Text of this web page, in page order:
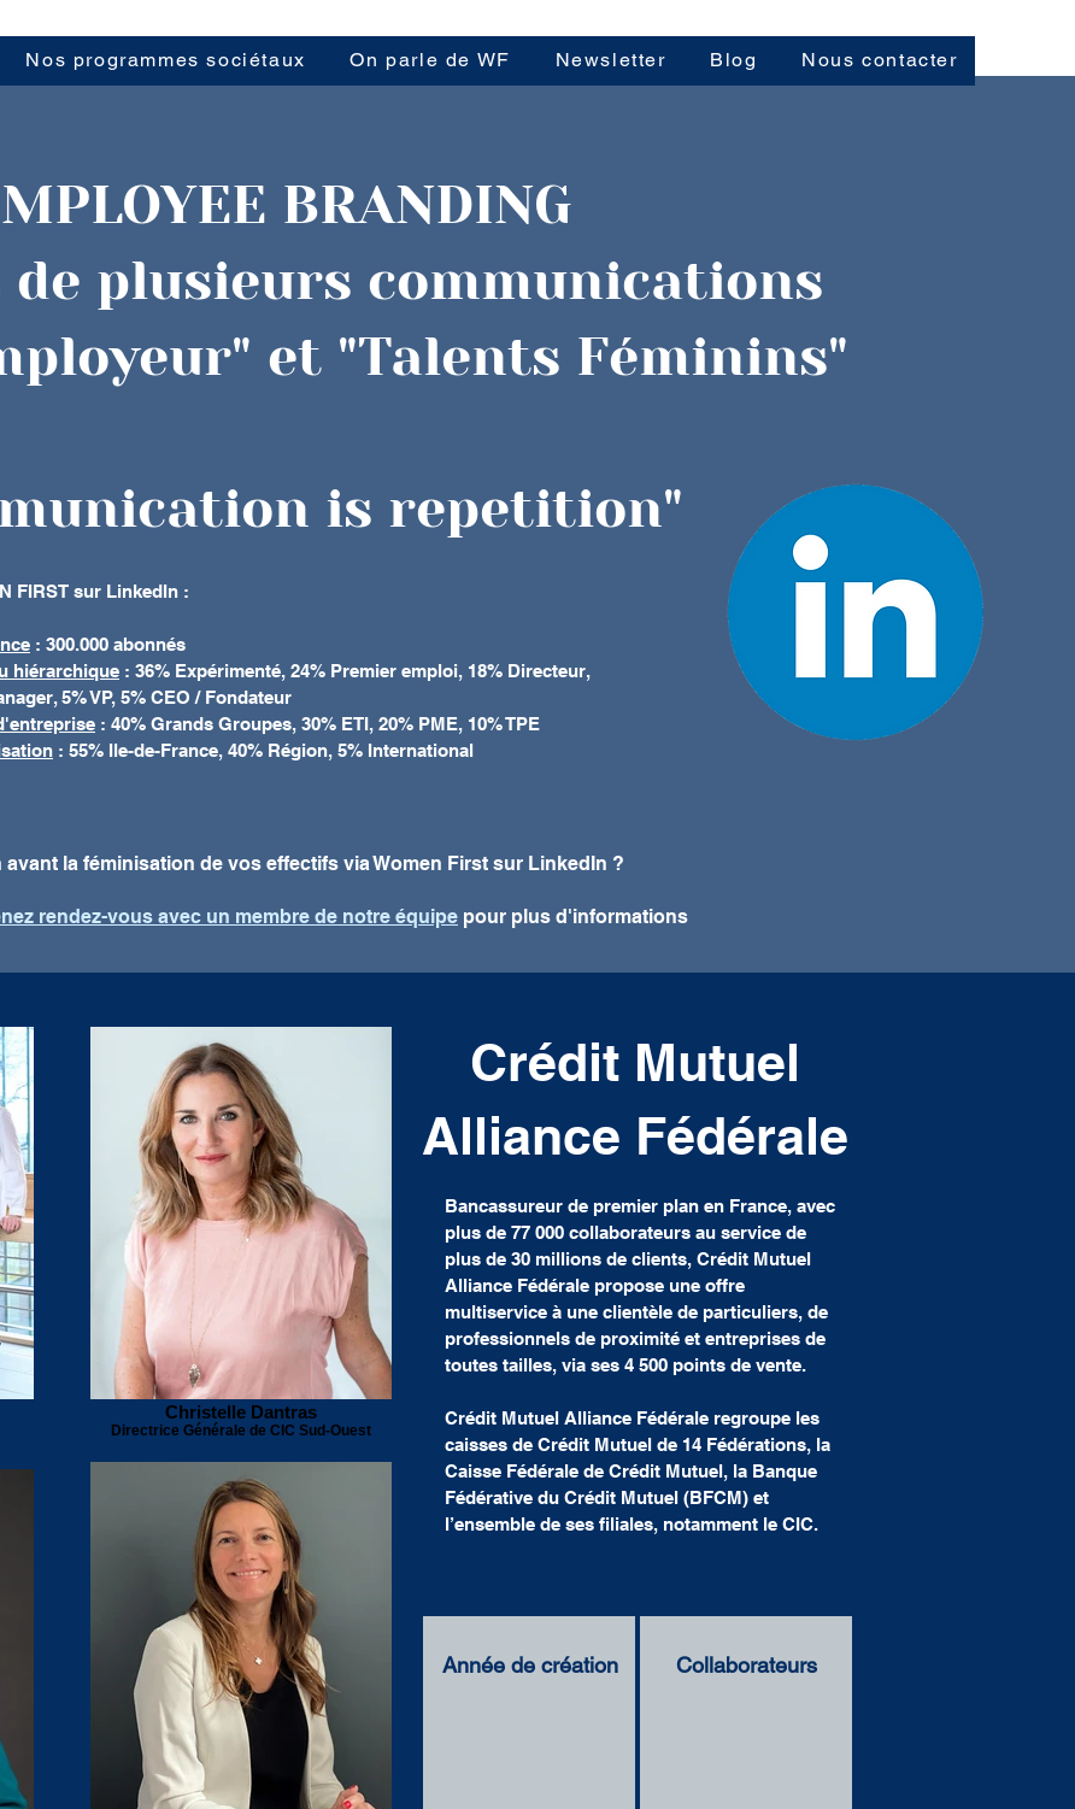
Nos programmes sociétaux On parle de WF Newsletter Blog Nous contacter
BRANDING
de plusieurs communications
et "Talents Féminins"
is repetition"
FIRST sur LinkedIn :
: 300.000 abonnés
hiérarchique : 36% Expérimenté, 24% Premier emploi, 18% Directeur,
5% VP, 5% CEO / Fondateur
: 40% Grands Groupes, 30% ETI, 20% PME, 10% TPE
: 55% Ile-de-France, 40% Région, 5% International
avant la féminisation de vos effectifs via Women First sur LinkedIn ?
rendez-vous avec un membre de notre équipe pour plus d'informations
Christelle Dantras
Directrice Générale de CIC Sud-Ouest
Crédit Mutuel
Alliance Fédérale
Bancassureur de premier plan en France, avec
plus de 77 000 collaborateurs au service de
plus de 30 millions de clients, Crédit Mutuel
Alliance Fédérale propose une offre
multiservice à une clientèle de particuliers, de
professionnels de proximité et entreprises de
toutes tailles, via ses 4 500 points de vente.
Crédit Mutuel Alliance Fédérale regroupe les
caisses de Crédit Mutuel de 14 Fédérations, la
Caisse Fédérale de Crédit Mutuel, la Banque
Fédérative du Crédit Mutuel (BFCM) et
l’ensemble de ses filiales, notamment le CIC.
Année de création Collaborateurs